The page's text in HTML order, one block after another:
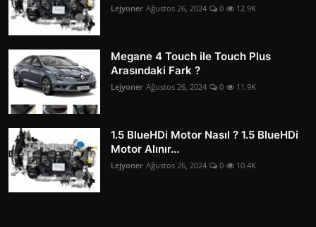
Lejyoner Ağustos 26, 2024 0 12.9K
Megane 4 Touch ile Touch Plus
Arasındaki Fark ?
Lejyoner Ağustos 26, 2024 0 11.9K
1.5 BlueHDi Motor Nasıl ? 1.5 BlueHDi
Motor Alınır...
Lejyoner Ağustos 26, 2024 0 10.4K